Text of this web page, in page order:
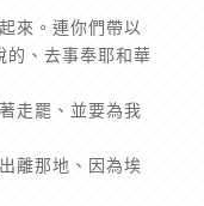
來。連你們帶以
的、去事奉耶和華
走罷、並要為我
離那地、因為埃